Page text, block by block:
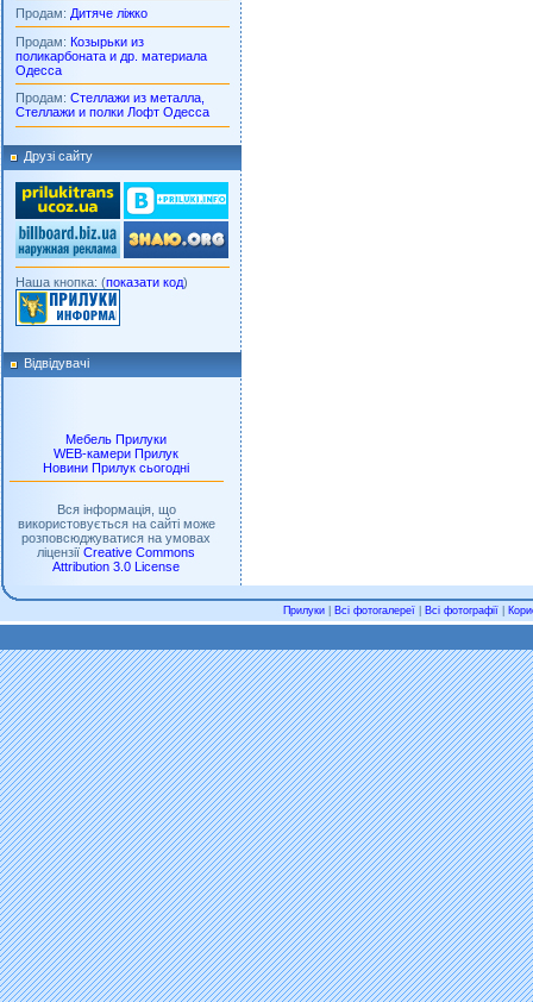
Продам: Дитяче ліжко
Продам: Козырьки из
поликарбоната и др. материала
Одесса
Продам: Стеллажи из металла,
Стеллажи и полки Лофт Одесса
Друзі сайту
Наша кнопка: (показати код)
Відвідувачі
Мебель Прилуки
WEB-камери Прилук
Новини Прилук сьогодні
Вся інформація, що
використовується на сайті може
розповсюджуватися на умовах
ліцензіїCreative Commons
Attribution 3.0 License
Прилуки Всі фотогалереї Всі фотографії